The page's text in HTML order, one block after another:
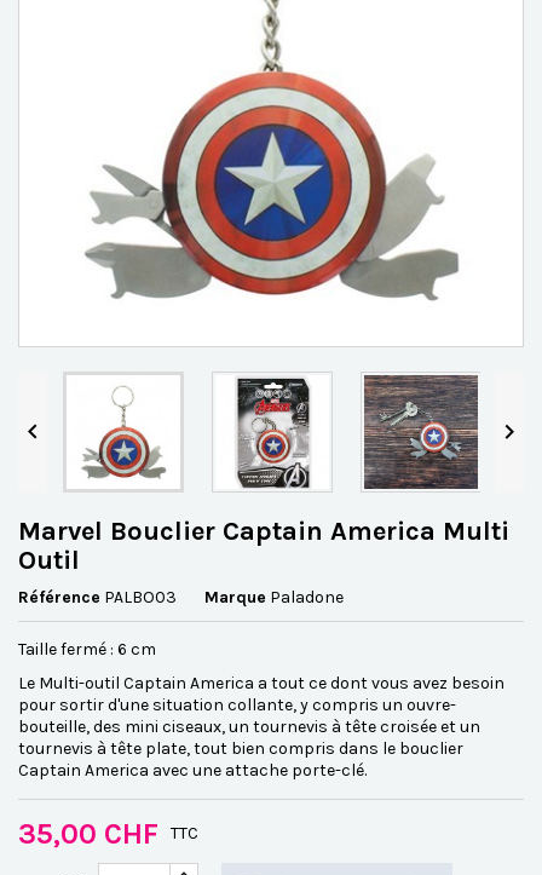
 
Marvel Bouclier Captain America Multi
Outil
Référence PALBO03 Marque Paladone
Taille fermé : 6 cm
Le Multi-outil Captain America a tout ce dont vous avez besoin
pour sortir d'une situation collante, y compris un ouvre-
bouteille, des mini ciseaux, un tournevis à tête croisée et un
tournevis à tête plate, tout bien compris dans le bouclier
Captain America avec une attache porte-clé.
35,00 CHF TTC